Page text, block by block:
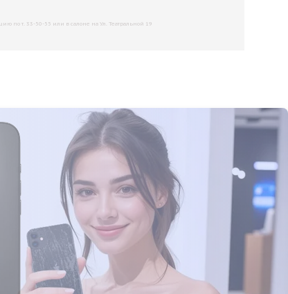
по т. 33-50-55 или в салоне на Ул. Театральной 19